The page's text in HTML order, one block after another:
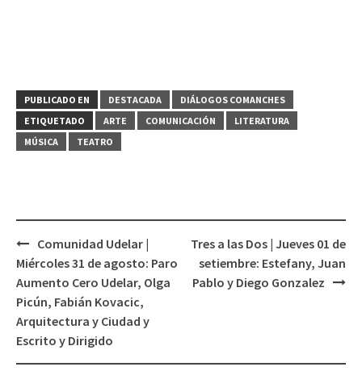
PUBLICADO EN DESTACADA
DIÁLOGOS COMANCHES
ETIQUETADO
ARTE COMUNICACIÓN
LITERATURA
MÚSICA
TEATRO
Navegación
de
entradas
Comunidad Udelar |
Miércoles 31 de agosto: Paro
Aumento Cero Udelar, Olga
Picún, Fabián Kovacic,
Arquitectura y Ciudad y
Escrito y Dirigido
Tres a las Dos | Jueves 01 de
setiembre: Estefany, Juan
Pablo y Diego Gonzalez